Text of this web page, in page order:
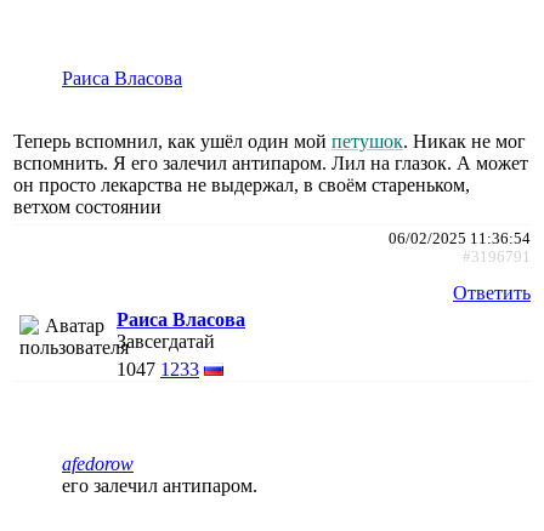
Раиса Власова
Теперь вспомнил, как ушëл один мой петушок. Никак не мог
вспомнить. Я его залечил антипаром. Лил на глазок. А может
он просто лекарства не выдержал, в своëм стареньком,
ветхом состоянии
06/02/2025 11:36:54
#3196791
Ответить
Раиса Власова
Завсегдатай
1047 1233
afedorow
его залечил антипаром.